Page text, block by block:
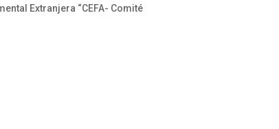
Extranjera “CEFA- Comité